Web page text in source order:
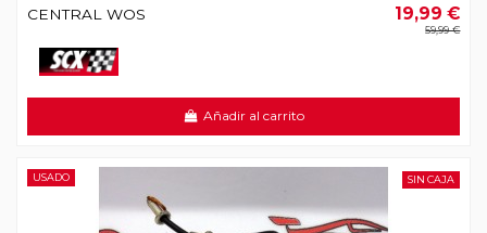
CENTRAL WOS 19,99 €
59,99 €
Añadir al carrito
USADO SIN CAJA